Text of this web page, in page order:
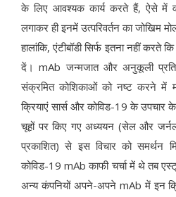
के लिए आवश्यक कार्य करते हैं, ऐसे में
लगाकर ही इनमें उत्परिवर्तन का जोखिम
हालांकि, एंटीबॉडी सिर्फ इतना नहीं करते
दें। mAb जन्मजात और अनुकूली
संक्रमित कोशिकाओं को नष्ट करने में
क्रियाएं सार्स और कोविड-19 के उपचार के
चूहों पर किए गए अध्ययन (सेल और
प्रकाशित) से इस विचार को समर्थन
कोविड-19 mAb काफी चर्चा में थे तब
अन्य कंपनियों अपने-अपने mAb में इन